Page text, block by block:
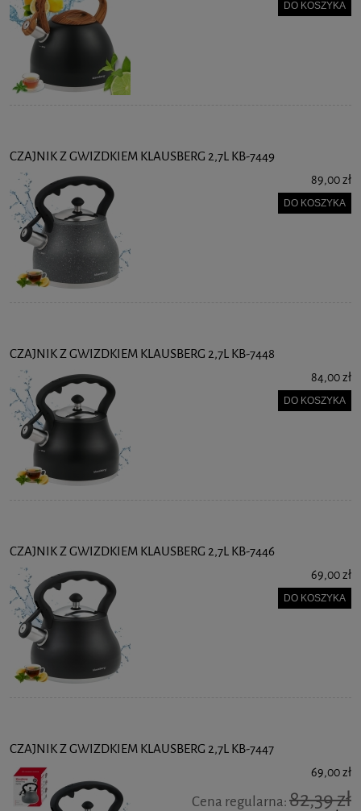
DO KOSZYKA
CZAJNIK Z GWIZDKIEM KLAUSBERG 2,7L KB-7449
89,00 zł
DO KOSZYKA
CZAJNIK Z GWIZDKIEM KLAUSBERG 2,7L KB-7448
84,00 zł
DO KOSZYKA
CZAJNIK Z GWIZDKIEM KLAUSBERG 2,7L KB-7446
69,00 zł
DO KOSZYKA
CZAJNIK Z GWIZDKIEM KLAUSBERG 2,7L KB-7447
69,00 zł
Cena regularna:82,39 zł